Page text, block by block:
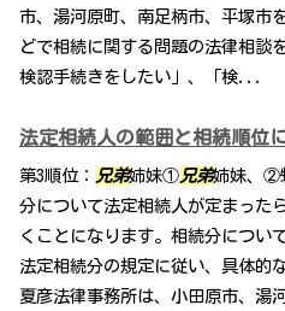
市、湯河原町、南足柄市、平塚市
どで相続に関する問題の法律相談
検認手続きをしたい」、「検...
法定相続人の範囲と相続順位
第3順位： 兄弟姉妹①兄弟姉妹、②
分について法定相続人が定まった
くことになります。相続分につい
法定相続分の規定に従い、具体的
夏彦法律事務所は、小田原市、湯